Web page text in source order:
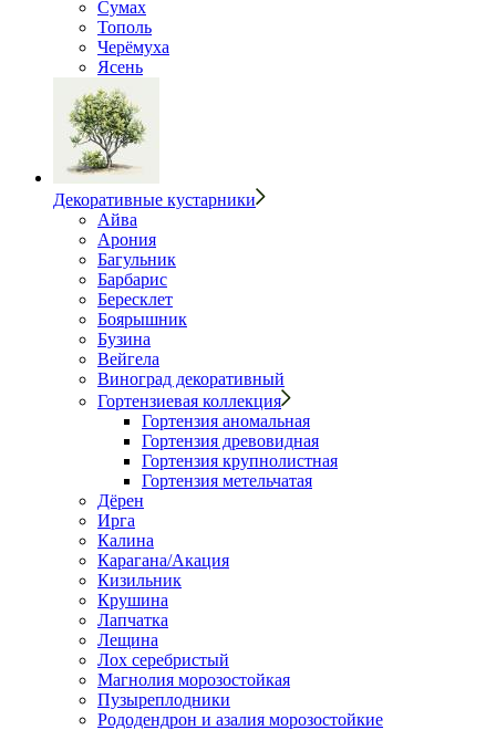
Сумах
Тополь
Черёмуха
Ясень
Декоративные кустарники
Айва
Арония
Багульник
Барбарис
Бересклет
Боярышник
Бузина
Вейгела
Виноград декоративный
Гортензиевая коллекция
Гортензия аномальная
Гортензия древовидная
Гортензия крупнолистная
Гортензия метельчатая
Дёрен
Ирга
Калина
Карагана/Акация
Кизильник
Крушина
Лапчатка
Лещина
Лох серебристый
Магнолия морозостойкая
Пузыреплодники
Рододендрон и азалия морозостойкие